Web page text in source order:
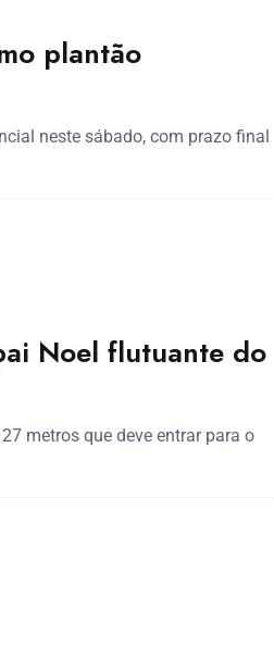
plantão
neste sábado, com prazo final
Noel flutuante do
metros que deve entrar para o